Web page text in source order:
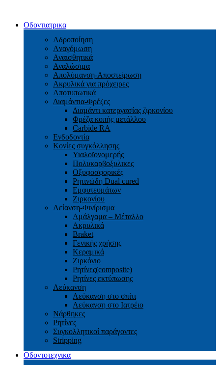
Οδοντιατρικα
Αδροποίηση
Aναγόμωση
Αναισθητικά
Αναλώσιμα
Απολύμανση-Αποστείρωση
Ακρυλικά για πρόχειρες
Αποτυπωτικά
Διαμάντια-Φρέζες
Διαμάντι κατεργασίας ζιρκονίου
Φρέζα κοπής μετάλλου
Carbide RA
Ενδοδοντία
Κονίες συγκόλλησης
Υιαλοϊονομερής
Πολυκαρβοξυλικες
Οξυφοσφορικές
Ρητινώδη Dual cured
Εμφυτευμάτων
Ζιρκονίου
Λείανση-Φινίρισμα
Αμάλγαμα – Μέταλλο
Ακρυλικά
Braket
Γενικής χρήσης
Κεραμικά
Ζιρκόνιο
Ρητίνες(composite)
Ρητίνες εκτύπωσης
Λεύκανση
Λεύκανση στο σπίτι
Λεύκανση στο Ιατρέιο
Νάρθηκες
Ρητίνες
Συγκολλητικοί παράγοντες
Stripping
Οδοντοτεχνικα